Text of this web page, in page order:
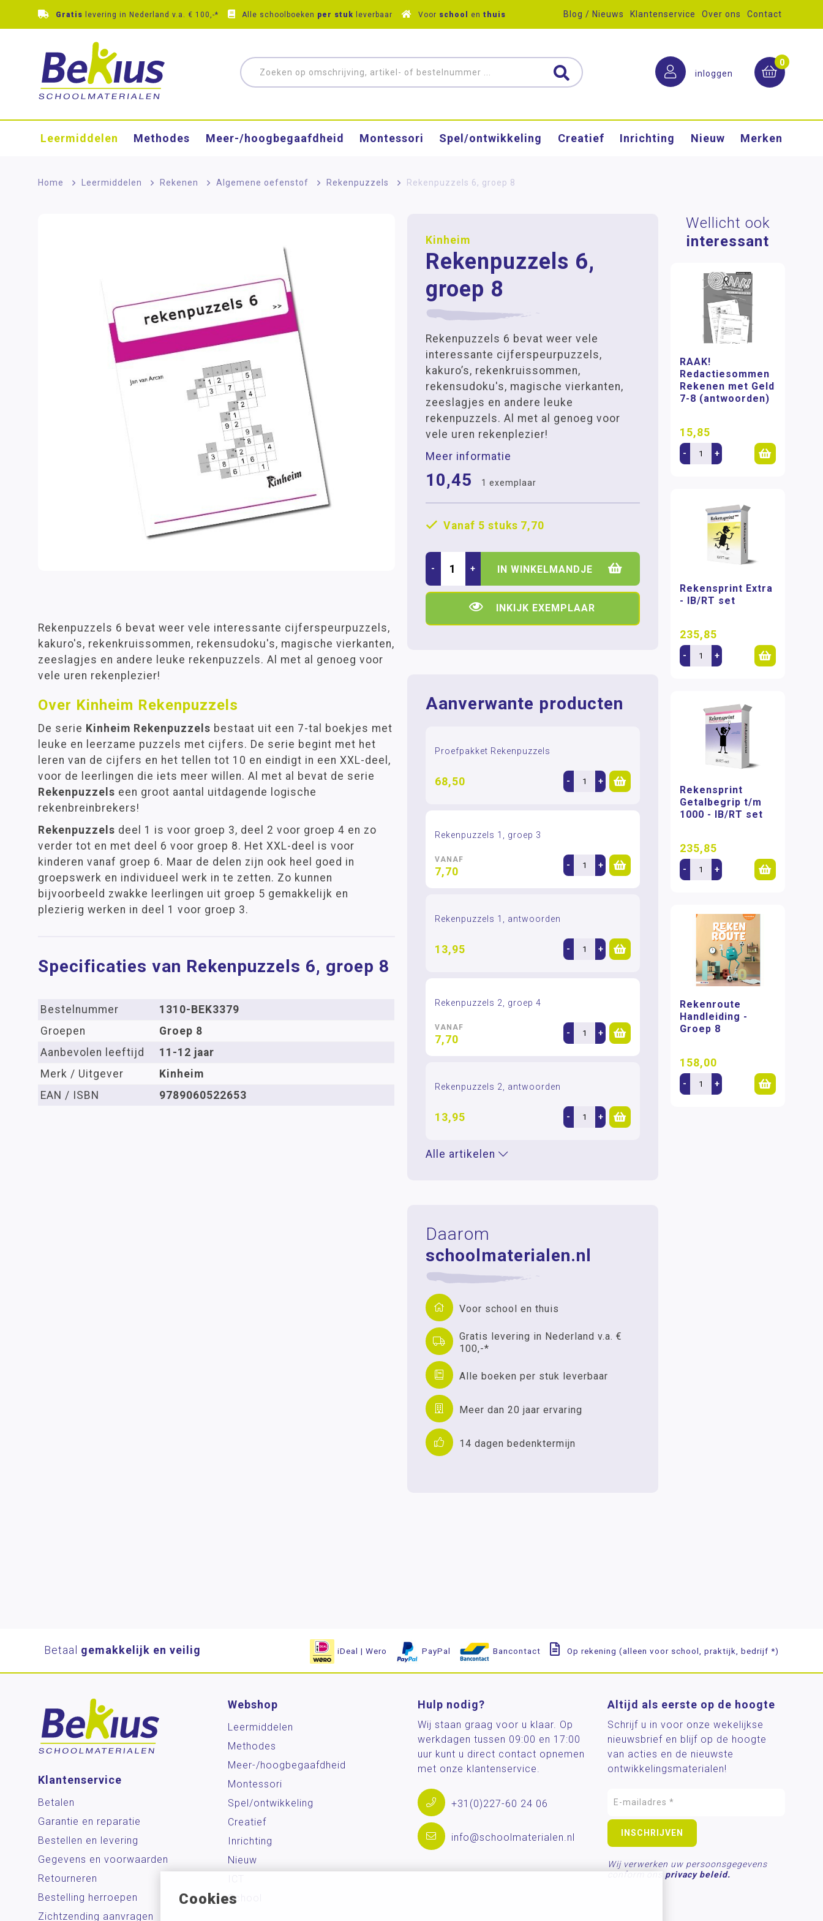
Cookies
Gratis levering in Nederland v.a. € 100,-* Alle schoolboeken per stuk leverbaar Voor school en thuis Blog / Nieuws Klantenservice Over ons Contact
inloggen
0
Leermiddelen Methodes Meer-/hoog­begaafdheid Montessori Spel/ontwikkeling Creatief Inrichting Nieuw Merken
Home > Leermiddelen > Rekenen > Algemene oefenstof > Rekenpuzzels > Rekenpuzzels 6, groep 8
Kinheim
Rekenpuzzels 6,
groep 8
Rekenpuzzels 6 bevat weer vele
interessante cijferspeurpuzzels,
kakuro’s, rekenkruissommen,
rekensudoku's, magische vierkanten,
zeeslagjes en andere leuke
rekenpuzzels. Al met al genoeg voor
vele uren rekenplezier!
Meer informatie
10,45 1 exemplaar
Vanaf 5 stuks 7,70
- + IN WINKELMANDJE
INKIJK EXEMPLAAR
Aanverwante producten
Proefpakket Rekenpuzzels
68,50 - +
Rekenpuzzels 1, groep 3
VANAF
7,70 - +
Rekenpuzzels 1, antwoorden
13,95 - +
Rekenpuzzels 2, groep 4
VANAF
7,70 - +
Rekenpuzzels 2, antwoorden
13,95 - +
Alle artikelen
Daarom
schoolmaterialen.nl
Voor school en thuis
Gratis levering in Nederland v.a. €
100,-*
Alle boeken per stuk leverbaar
Meer dan 20 jaar ervaring
14 dagen bedenktermijn
Rekenpuzzels 6 bevat weer vele interessante cijferspeurpuzzels,
kakuro's, rekenkruissommen, rekensudoku's, magische vierkanten,
zeeslagjes en andere leuke rekenpuzzels. Al met al genoeg voor
vele uren rekenplezier!
Over Kinheim Rekenpuzzels
De serie Kinheim Rekenpuzzels bestaat uit een 7-tal boekjes met
leuke en leerzame puzzels met cijfers. De serie begint met het
leren van de cijfers en het tellen tot 10 en eindigt in een XXL-deel,
voor de leerlingen die iets meer willen. Al met al bevat de serie
Rekenpuzzels een groot aantal uitdagende logische
rekenbreinbrekers!
Rekenpuzzels deel 1 is voor groep 3, deel 2 voor groep 4 en zo
verder tot en met deel 6 voor groep 8. Het XXL-deel is voor
kinderen vanaf groep 6. Maar de delen zijn ook heel goed in
groepswerk en individueel werk in te zetten. Zo kunnen
bijvoorbeeld zwakke leerlingen uit groep 5 gemakkelijk en
plezierig werken in deel 1 voor groep 3.
Specificaties van Rekenpuzzels 6, groep 8
Bestelnummer
1310-BEK3379
Groepen
Groep 8
Aanbevolen leeftijd
11-12 jaar
Merk / Uitgever
Kinheim
EAN / ISBN
9789060522653
Wellicht ook
interessant
RAAK!
Redactiesommen
Rekenen met Geld
7-8 (antwoorden)
15,85
- +
Rekensprint Extra
- IB/RT set
235,85
- +
Rekensprint
Getalbegrip t/m
1000 - IB/RT set
235,85
- +
Rekenroute
Handleiding -
Groep 8
158,00
- +
Betaal gemakkelijk en veilig iDeal | Wero PayPal Bancontact Op rekening (alleen voor school, praktijk, bedrijf *)
Klantenservice
Betalen
Garantie en reparatie
Bestellen en levering
Gegevens en voorwaarden
Retourneren
Bestelling herroepen
Zichtzending aanvragen
Webshop
Leermiddelen
Methodes
Meer-/hoog­begaafdheid
Montessori
Spel/ontwikkeling
Creatief
Inrichting
Nieuw
School
Hulp nodig?
Wij staan graag voor u klaar. Op
werkdagen tussen 09:00 en 17:00
uur kunt u direct contact opnemen
met onze klantenservice.
+31(0)227-60 24 06
info@schoolmaterialen.nl
Altijd als eerste op de hoogte
Schrijf u in voor onze wekelijkse
nieuwsbrief en blijf op de hoogte
van acties en de nieuwste
ontwikkelingsmaterialen!
Wij verwerken uw persoonsgegevens
conform ons privacy beleid.